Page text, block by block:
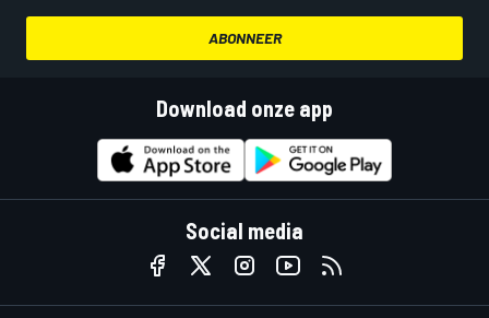
ABONNEER
Download onze app
Social media